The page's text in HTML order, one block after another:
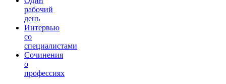
рабочий
день
Интервью
со
специалистами
Сочинения
о
профессиях